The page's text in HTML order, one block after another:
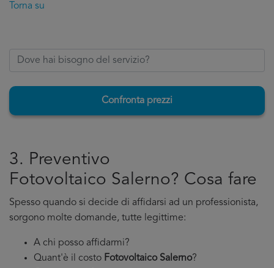
Torna su
Confronta prezzi
3. Preventivo
Fotovoltaico Salerno? Cosa fare
Spesso quando si decide di affidarsi ad un professionista,
sorgono molte domande, tutte legittime:
A chi posso affidarmi?
Quant'è il costo Fotovoltaico Salerno?